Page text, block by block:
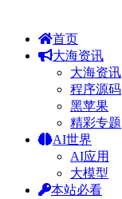
首页
大海资讯
大海资讯
程序源码
黑苹果
精彩专题
AI世界
AI应用
大模型
本站必看